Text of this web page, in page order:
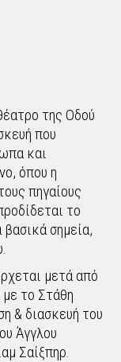
της Οδού
που
και
όπου η
πηγαίους
το
σημεία,
μετά από
με το Στάθη
& διασκευή του
Άγγλου
Σαίξπηρ.